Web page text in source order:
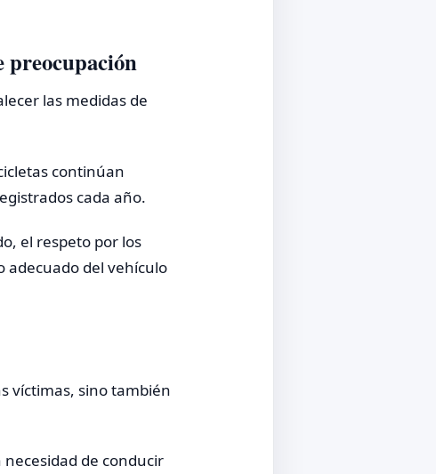
preocupación
las medidas de
continúan
cada año.
el respeto por los
adecuado del vehículo
víctimas, sino también
de conducir